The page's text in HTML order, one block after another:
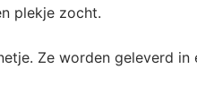
plekje zocht.
Ze worden geleverd in